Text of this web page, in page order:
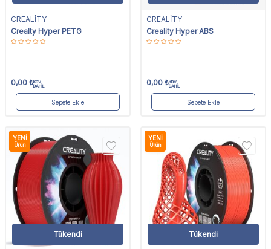
CREALİTY
Crealty Hyper PETG
0,00 ₺KDV
DAHİL
Sepete Ekle
CREALİTY
Creality Hyper ABS
0,00 ₺KDV
DAHİL
Sepete Ekle
YENI
Ürün
Tükendi
YENI
Ürün
Tükendi